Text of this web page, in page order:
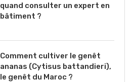
quand consulter un expert en
bâtiment ?
Comment cultiver le genêt
ananas (Cytisus battandieri),
le genêt du Maroc ?